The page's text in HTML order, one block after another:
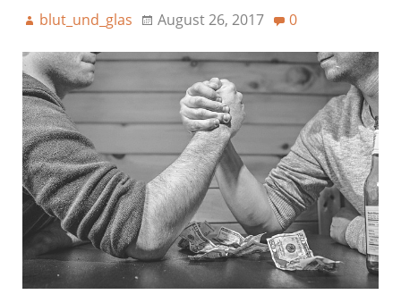
blut_und_glas August 26, 2017 0